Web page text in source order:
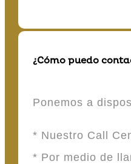
¿Cómo puedo
Ponemos a
* Nuestro Call
* Por medio de